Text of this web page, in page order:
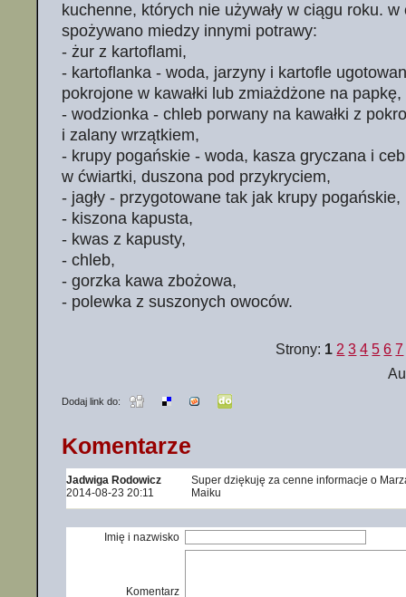
kuchenne, których nie używały w ciągu roku.
spożywano miedzy innymi potrawy:
- żur z kartoflami,
- kartoflanka - woda, jarzyny i kartofle
pokrojone w kawałki lub zmiażdżone na papkę,
- wodzionka - chleb porwany na kawałki z
i zalany wrzątkiem,
- krupy pogańskie - woda, kasza gryczana i
w ćwiartki, duszona pod przykryciem,
- jagły - przygotowane tak jak krupy pogańskie,
- kiszona kapusta,
- kwas z kapusty,
- chleb,
- gorzka kawa zbożowa,
- polewka z suszonych owoców.
Strony: 1 2 3 4 5 6 7
Dodaj link do:
Komentarze
Jadwiga Rodowicz
2014-08-23 20:11
Super dziękuję za cenne informacje o
Maiku
Imię i nazwisko
Komentarz